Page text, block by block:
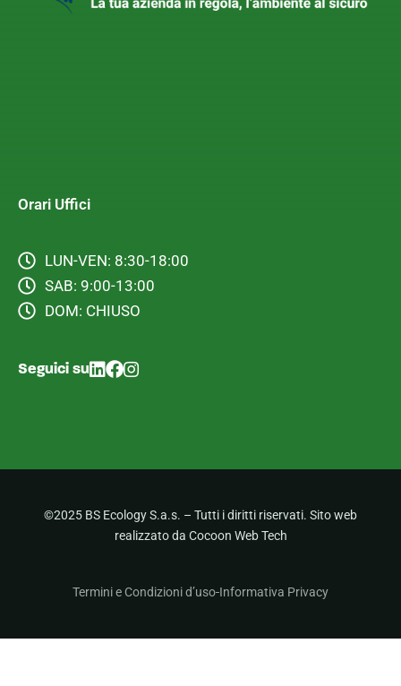
Orari Uffici
LUN-VEN: 8:30-18:00
SAB: 9:00-13:00
DOM: CHIUSO
Seguici su
©2025 BS Ecology S.a.s. – Tutti i diritti riservati. Sito web
realizzato da Cocoon Web Tech
Termini e Condizioni d’uso Informativa Privacy